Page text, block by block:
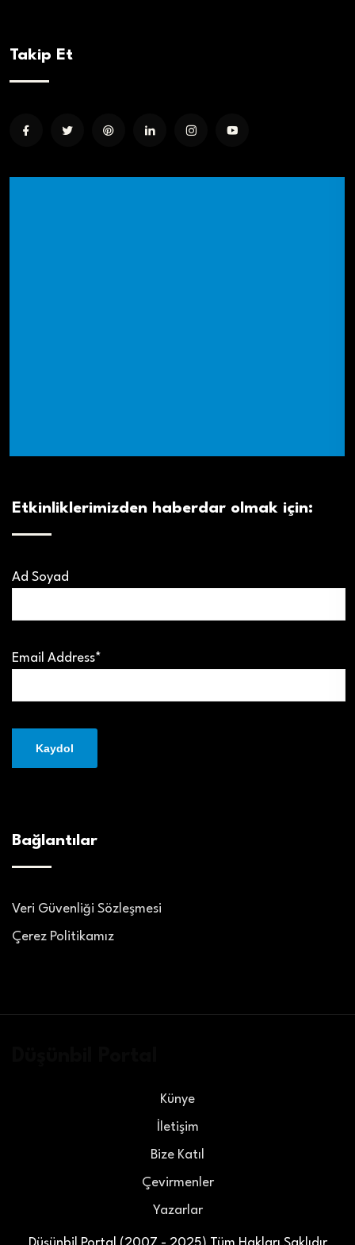
Takip Et
Etkinliklerimizden haberdar olmak için:
Ad Soyad
Email Address*
Bağlantılar
Veri Güvenliği Sözleşmesi
Çerez Politikamız
Künye
İletişim
Bize Katıl
Çevirmenler
Yazarlar